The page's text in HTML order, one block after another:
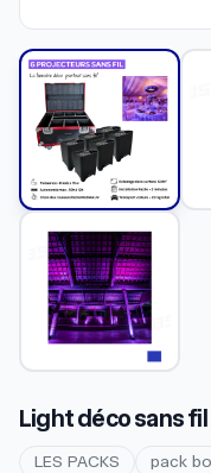
Light déco sans fil
LES PACKS pack